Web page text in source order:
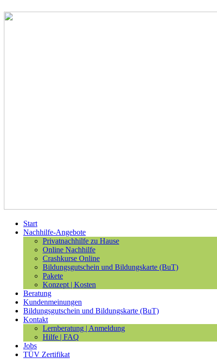
Start
Nachhilfe-Angebote
Privatnachhilfe zu Hause
Online Nachhilfe
Crashkurse Online
Bildungsgutschein und Bildungskarte (BuT)
Pakete
Konzept | Kosten
Beratung
Kundenmeinungen
Bildungsgutschein und Bildungskarte (BuT)
Kontakt
Lernberatung | Anmeldung
Hilfe | FAQ
Jobs
TÜV Zertifikat